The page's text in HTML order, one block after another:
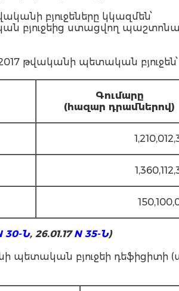
բյուջեները կկազմեն՝
բյուջեից ստացվող
թվականի պետական բյուջեն՝
Գումարը
(հազար դրամներով)
30-Ն, 26.01.17N 35-Ն)
բյուջեի դեֆիցիտի